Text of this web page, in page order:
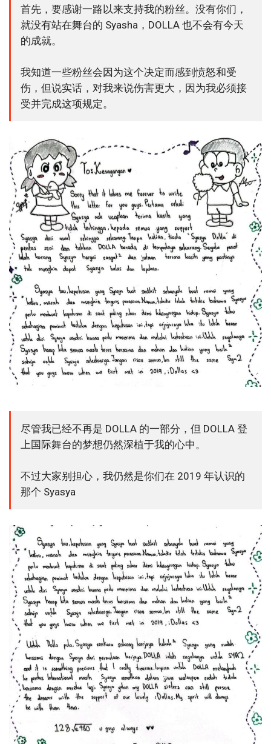
首先，要感谢一路以来支持我的粉丝。没有你们，
就没有站在舞台的 Syasha，DOLLA 也不会有今天
的成就。
我知道一些粉丝会因为这个决定而感到愤怒和受
伤，但说实话，对我来说伤害更大，因为我必须接
受并完成这项规定。
尽管我已经不再是 DOLLA 的一部分，但 DOLLA 登
上国际舞台的梦想仍然深植于我的心中。
不过大家别担心，我仍然是你们在 2019 年认识的
那个 Syasya